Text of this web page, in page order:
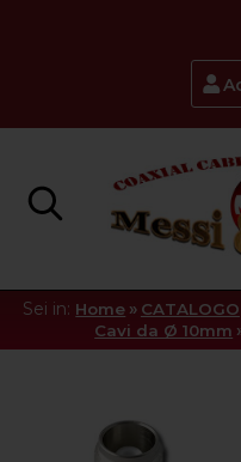
Sei in: Home » CATALOGO
Cavi da Ø 10mm